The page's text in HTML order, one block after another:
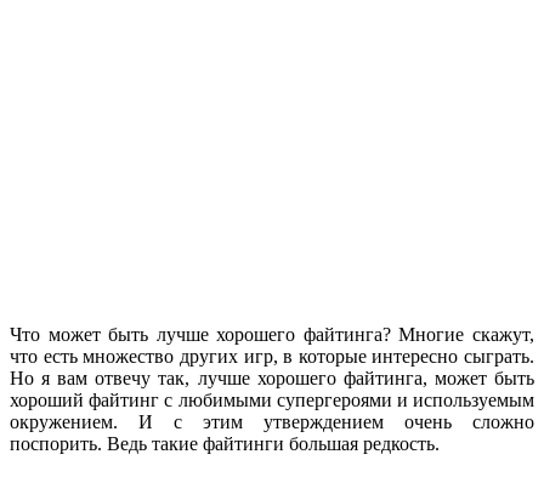
Что может быть лучше хорошего файтинга? Многие скажут,
что есть множество других игр, в которые интересно сыграть.
Но я вам отвечу так, лучше хорошего файтинга, может быть
хороший файтинг с любимыми супергероями и используемым
окружением. И с этим утверждением очень сложно
поспорить. Ведь такие файтинги большая редкость.